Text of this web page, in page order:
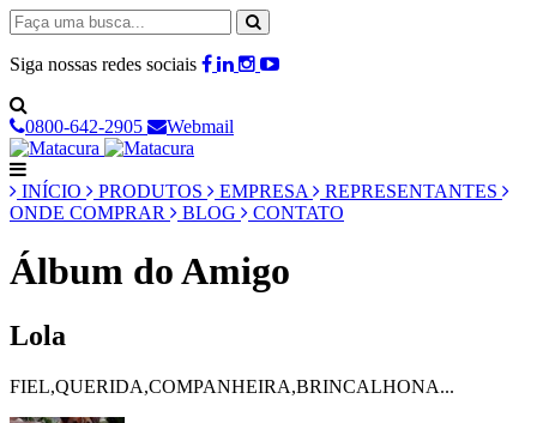
Siga nossas redes sociais
0800-642-2905 Webmail
INÍCIO PRODUTOS EMPRESA
REPRESENTANTES
ONDE COMPRAR
BLOG CONTATO
Álbum do Amigo
Lola
FIEL,QUERIDA,COMPANHEIRA,BRINCALHONA...